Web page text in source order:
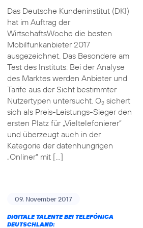
Das Deutsche Kundeninstitut (DKI)
hat im Auftrag der
WirtschaftsWoche die besten
Mobilfunkanbieter 2017
ausgezeichnet. Das Besondere am
Test des Instituts: Bei der Analyse
des Marktes werden Anbieter und
Tarife aus der Sicht bestimmter
Nutzertypen untersucht. O2sichert
sich als Preis-Leistungs-Sieger den
ersten Platz für „Vieltelefonierer“
und überzeugt auch in der
Kategorie der datenhungrigen
„Onliner“ mit […]
09. November 2017
DIGITALE TALENTE BEI TELEFÓNICA
DEUTSCHLAND: